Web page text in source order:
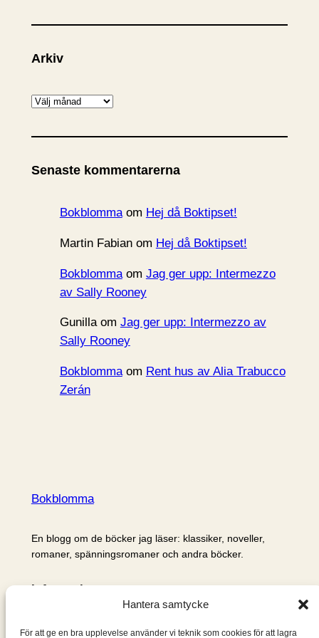
Hantera samtycke
För att ge en bra upplevelse använder vi teknik som cookies för att lagra
Arkiv
A
k
v
Senaste kommentarerna
Bokblommaom Hej då Boktipset!
Martin Fabianom Hej då Boktipset!
Bokblommaom Jag ger upp: Intermezzo
av Sally Rooney
Gunillaom Jag ger upp: Intermezzo av
Sally Rooney
Bokblommaom Rent hus av Alia Trabucco
Zerán
Bokblomma
En blogg om de böcker jag läser: klassiker, noveller,
romaner, spänningsromaner och andra böcker.
Information
Om mig & om bloggen